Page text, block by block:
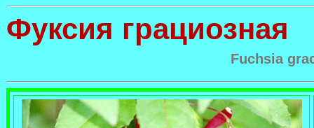
Фуксия грациозная
Fuchsia